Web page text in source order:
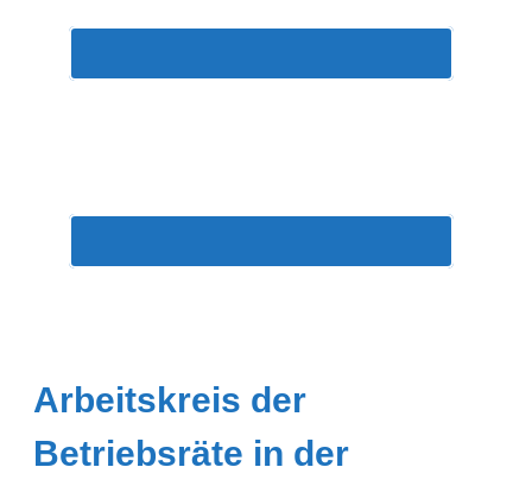
Arbeitskreis der
Betriebsräte in der